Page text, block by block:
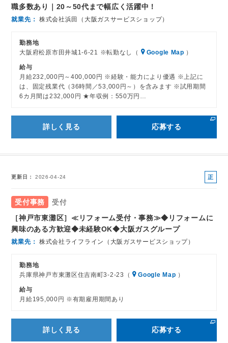
職多数あり｜20～50代まで幅広く活躍中！
就業先 株式会社浜田（大阪ガスサービスショップ）
勤務地
大阪府松原市田井城1-6-21 ※転勤なし（
Google Map ）
給与
月給232,000円～400,000円 ※経験・能力により優遇 ※上記に
は、固定残業代（36時間／53,000円～）を含みます ※試用期間
6カ月間は232,000円 ★年収例：550万円…
詳しく見る 応募する
更新日 2026-04-24
正
受付事務
受付
［神戸市東灘区］≪リフォーム受付・事務≫◆リフォームに
興味のある方歓迎◆未経験OK◆大阪ガスグループ
就業先 株式会社ライフライン（大阪ガスサービスショップ）
勤務地
兵庫県神戸市東灘区住吉南町3-2-23（
Google Map ）
給与
月給195,000円 ※有期雇用期間あり
詳しく見る 応募する